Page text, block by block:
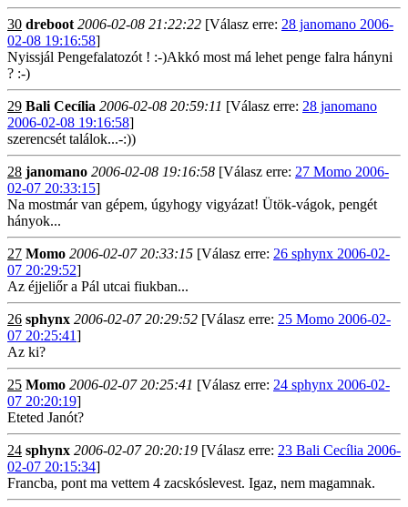
30 dreboot 2006-02-08 21:22:22 [Válasz erre: 28 janomano 2006-
02-08 19:16:58]
Nyissjál Pengefalatozót ! :-)Akkó most má lehet penge falra hányni
? :-)
29 Bali Cecília 2006-02-08 20:59:11 [Válasz erre: 28 janomano
2006-02-08 19:16:58]
szerencsét találok...-:))
28 janomano 2006-02-08 19:16:58 [Válasz erre: 27 Momo 2006-
02-07 20:33:15]
Na mostmár van gépem, úgyhogy vigyázat! Ütök-vágok, pengét
hányok...
27 Momo 2006-02-07 20:33:15 [Válasz erre: 26 sphynx 2006-02-
07 20:29:52]
Az éjjeliőr a Pál utcai fiukban...
26 sphynx 2006-02-07 20:29:52 [Válasz erre: 25 Momo 2006-02-
07 20:25:41]
Az ki?
25 Momo 2006-02-07 20:25:41 [Válasz erre: 24 sphynx 2006-02-
07 20:20:19]
Eteted Janót?
24 sphynx 2006-02-07 20:20:19 [Válasz erre: 23 Bali Cecília 2006-
02-07 20:15:34]
Francba, pont ma vettem 4 zacskóslevest. Igaz, nem magamnak.